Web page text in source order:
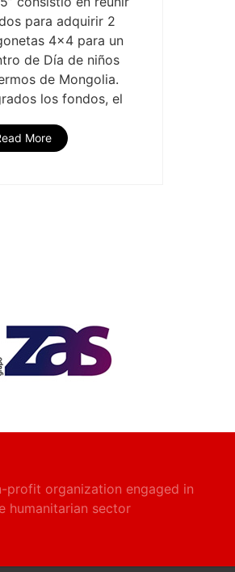
para adquirir 2
4×4 para un
de Día de niños
de Mongolia.
los fondos, el
More
profit organization engaged in
humanitarian sector